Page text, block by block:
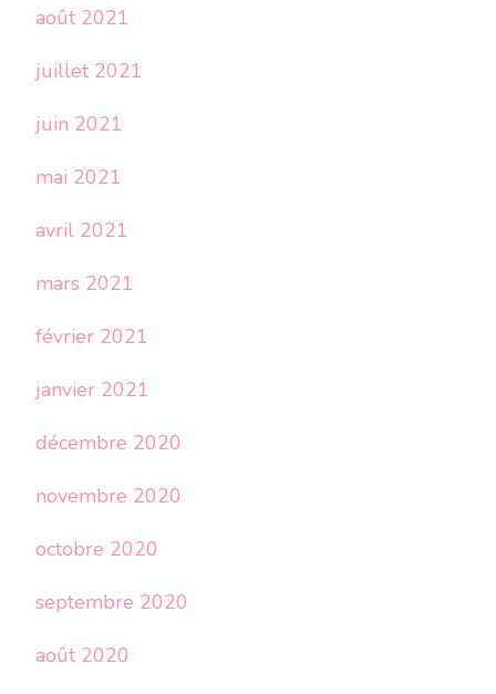
août 2021
juillet 2021
juin 2021
mai 2021
avril 2021
mars 2021
février 2021
janvier 2021
décembre 2020
novembre 2020
octobre 2020
septembre 2020
août 2020